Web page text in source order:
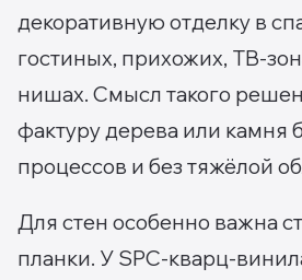
декоративную отделку в
гостиных, прихожих, ТВ-
нишах. Смысл такого
фактуру дерева или камня
процессов и без тяжёлой
Для стен особенно важна
планки. У SPC-кварц-